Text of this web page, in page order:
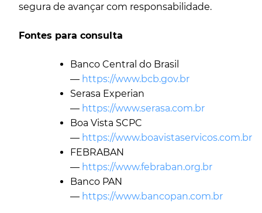
segura de avançar com responsabilidade.
Fontes para consulta
Banco Central do Brasil
— https://www.bcb.gov.br
Serasa Experian
— https://www.serasa.com.br
Boa Vista SCPC
— https://www.boavistaservicos.com.br
FEBRABAN
— https://www.febraban.org.br
Banco PAN
— https://www.bancopan.com.br